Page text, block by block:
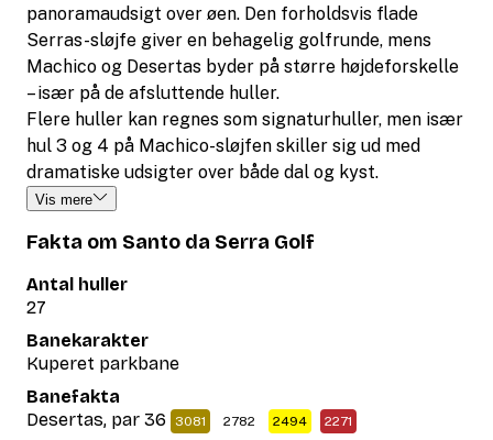
panoramaudsigt over øen. Den forholdsvis flade
Serras-sløjfe giver en behagelig golfrunde, mens
Machico og Desertas byder på større højdeforskelle
– især på de afsluttende huller.
Flere huller kan regnes som signaturhuller, men især
hul 3 og 4 på Machico-sløjfen skiller sig ud med
dramatiske udsigter over både dal og kyst.
Vis mere
Fakta om Santo da Serra Golf
Antal huller
27
Banekarakter
Kuperet parkbane
Banefakta
Desertas, par 36
3081 2782 2494 2271